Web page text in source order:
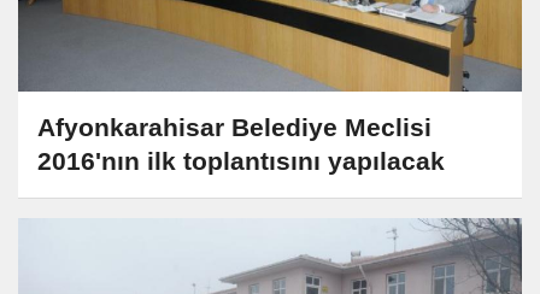
Afyonkarahisar Belediye Meclisi
2016'nın ilk toplantısını yapılacak